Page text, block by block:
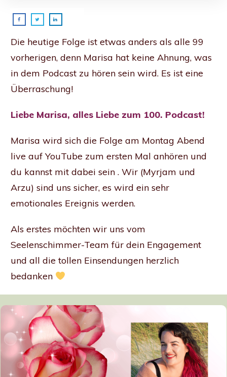
Die heutige Folge ist etwas anders als alle 99
vorherigen, denn Marisa hat keine Ahnung, was
in dem Podcast zu hören sein wird. Es ist eine
Überraschung!
Liebe Marisa, alles Liebe zum 100. Podcast!
Marisa wird sich die Folge am Montag Abend
live auf YouTube zum ersten Mal anhören und
du kannst mit dabei sein . Wir (Myrjam und
Arzu) sind uns sicher, es wird ein sehr
emotionales Ereignis werden.
Als erstes möchten wir uns vom
Seelenschimmer-Team für dein Engagement
und all die tollen Einsendungen herzlich
bedanken